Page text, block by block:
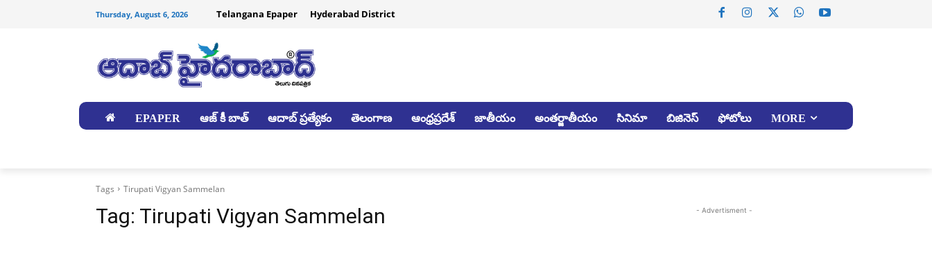
Thursday, August 6, 2026 Telangana Epaper Hyderabad District
EPAPER ఆజ్ కీ బాత్ ఆదాబ్ ప్రత్యేకం తెలంగాణ ఆంధ్రప్రదేశ్ జాతీయం అంతర్జాతీయం సినిమా బిజినెస్ ఫోటోలు MORE
Tags Tirupati Vigyan Sammelan
Tag: Tirupati Vigyan Sammelan - Advertisment -